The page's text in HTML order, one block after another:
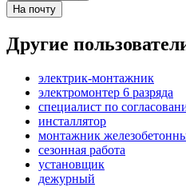
На почту
Другие
электрик-монтажник
электромонтер 6 разряда
специалист по
инсталлятор
монтажник
сезонная работа
установщик
дежурный